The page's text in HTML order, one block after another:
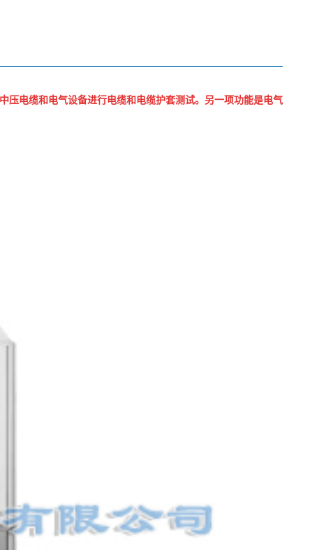
压电缆和电气设备进行电缆和电缆护套测试。另一项功能是电气